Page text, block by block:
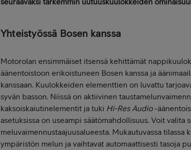
Yhteistyössä Bosen kanssa
Motorolan ensimmäiset itsensä kehittämät
äänentoistoon erikoistuneen Bosen kanssa ja
kanssaan. Kuulokkeiden elementtien on luvattu
syvän basson. Niissä on aktiivinen
kaksoiskaiutinelementit ja tuki Hi-Res Audio-
asetuksissa on useampi säätömahdollisuus. Voit valita
meluvaimennustaajuusalueesta. Mukautuvassa tilassa
ympäristön melun ja vaihtavat automaattisesti tasoja